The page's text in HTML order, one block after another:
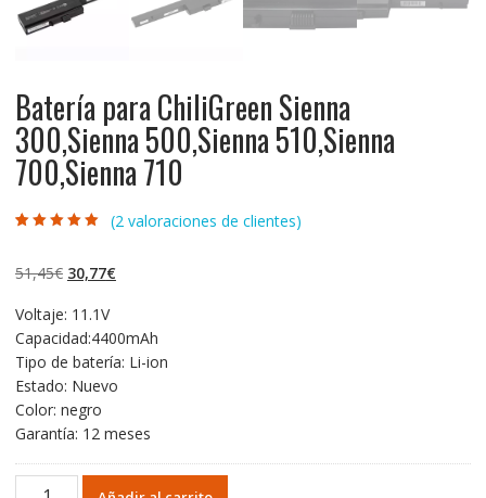
Batería para ChiliGreen Sienna
300,Sienna 500,Sienna 510,Sienna
700,Sienna 710
valoraciones de
(2valoraciones de clientes)
51,45€ El
original
era:
51,45€.
30,77€El
es:
30,77€.
Voltaje: 11.1V
Capacidad:4400mAh
Tipo de batería: Li-ion
Estado: Nuevo
Color: negro
Garantía: 12 meses
Batería